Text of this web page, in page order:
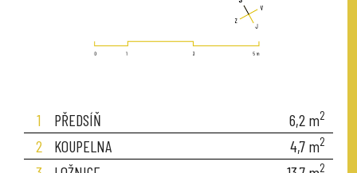
1 PŘEDSÍŇ 6,2 m2
2 KOUPELNA 4,7 m2
2